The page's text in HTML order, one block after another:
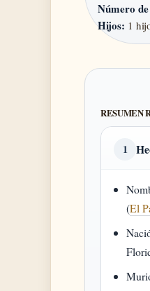
Número
Hijos: 1
RESUMEN
1
(El